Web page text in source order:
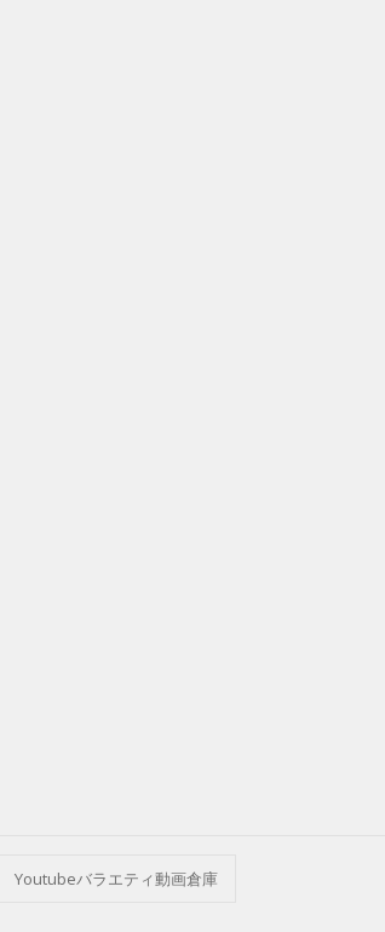
Youtubeバラエティ動画倉庫